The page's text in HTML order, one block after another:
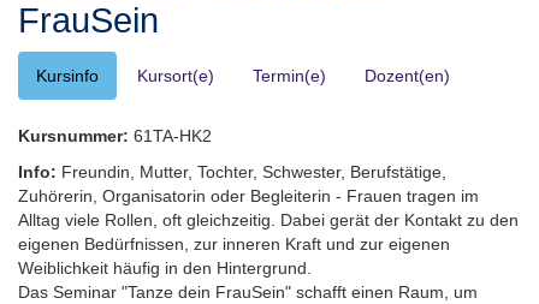
FrauSein
Kursinfo Kursort(e) Termin(e) Dozent(en)
Kursnummer: 61TA-HK2
Info: Freundin, Mutter, Tochter, Schwester, Berufstätige,
Zuhörerin, Organisatorin oder Begleiterin - Frauen tragen im
Alltag viele Rollen, oft gleichzeitig. Dabei gerät der Kontakt zu den
eigenen Bedürfnissen, zur inneren Kraft und zur eigenen
Weiblichkeit häufig in den Hintergrund.
Das Seminar "Tanze dein FrauSein" schafft einen Raum, um